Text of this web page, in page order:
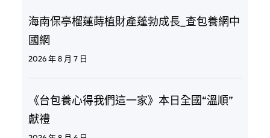
海南保亭榴蓮蒔植財產蓬勃成長_查包養網中
國網
2026 年 8 月 7 日
《台包養心得我們這一家》本日全國“溫順”
獻禮